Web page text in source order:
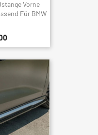
Vorne
Für BMW